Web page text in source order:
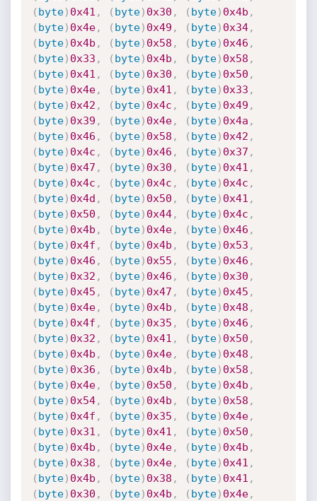
( byte) 0x41 , ( byte) 0x30 , ( byte) 0x4b ,
( byte) 0x4e, ( byte) 0x49 , ( byte) 0x34,
( byte) 0x4b , ( byte) 0x58 , ( byte) 0x46 ,
( byte) 0x33 , ( byte) 0x4b , ( byte) 0x58 ,
( byte) 0x41 , ( byte) 0x30 , ( byte) 0x50 ,
( byte) 0x4e, ( byte) 0x41 , ( byte) 0x33 ,
( byte) 0x42 , ( byte) 0x4c , ( byte) 0x49 ,
( byte) 0x39 , ( byte) 0x4e, ( byte) 0x4a ,
( byte) 0x46 , ( byte) 0x58 , ( byte) 0x42 ,
( byte) 0x4c , ( byte) 0x46 , ( byte) 0x37 ,
( byte) 0x47 , ( byte) 0x30 , ( byte) 0x41 ,
( byte) 0x4c , ( byte) 0x4c , ( byte) 0x4c ,
( byte) 0x4d , ( byte) 0x50 , ( byte) 0x41 ,
( byte) 0x50 , ( byte) 0x44, ( byte) 0x4c ,
( byte) 0x4b , ( byte) 0x4e, ( byte) 0x46 ,
( byte) 0x4f , ( byte) 0x4b , ( byte) 0x53 ,
( byte) 0x46 , ( byte) 0x55 , ( byte) 0x46 ,
( byte) 0x32 , ( byte) 0x46 , ( byte) 0x30 ,
( byte) 0x45 , ( byte) 0x47 , ( byte) 0x45 ,
( byte) 0x4e, ( byte) 0x4b , ( byte) 0x48 ,
( byte) 0x4f , ( byte) 0x35 , ( byte) 0x46 ,
( byte) 0x32 , ( byte) 0x41 , ( byte) 0x50 ,
( byte) 0x4b , ( byte) 0x4e, ( byte) 0x48 ,
( byte) 0x36 , ( byte) 0x4b , ( byte) 0x58 ,
( byte) 0x4e, ( byte) 0x50 , ( byte) 0x4b ,
( byte) 0x54, ( byte) 0x4b , ( byte) 0x58 ,
( byte) 0x4f , ( byte) 0x35 , ( byte) 0x4e,
( byte) 0x31 , ( byte) 0x41 , ( byte) 0x50 ,
( byte) 0x4b , ( byte) 0x4e, ( byte) 0x4b ,
( byte) 0x38 , ( byte) 0x4e, ( byte) 0x41 ,
( byte) 0x4b , ( byte) 0x38 , ( byte) 0x41 ,
( byte) 0x30 , ( byte) 0x4b , ( byte) 0x4e,